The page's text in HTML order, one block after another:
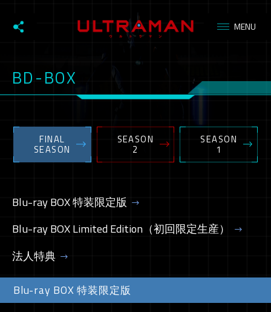
BD-BOX
FINAL
SEASON
SEASON
2
SEASON
1
Blu-ray BOX 特装限定版
Blu-ray BOX Limited Edition（初回限定生産）
法人特典
Blu-ray BOX 特装限定版